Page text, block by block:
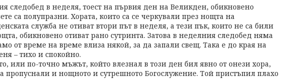
следобед в неделя, тоест на първия ден на Великден, обикновено
са полупразни. Хората, които са се черкували през нощта на
служба не отиват втори път в неделя, а тези пък, които не са били
обикновено отиват рано сутринта. Затова в неделния следобед няма
от време на време влиза някой, за да запали свещ. Така е до края на
– тихо и спокойно.
или по-точно мъжът, който влезнал в този ден бил явно от онези хора,
пропуснали и нощното и сутрешното Богослужение. Той пристъпил плахо